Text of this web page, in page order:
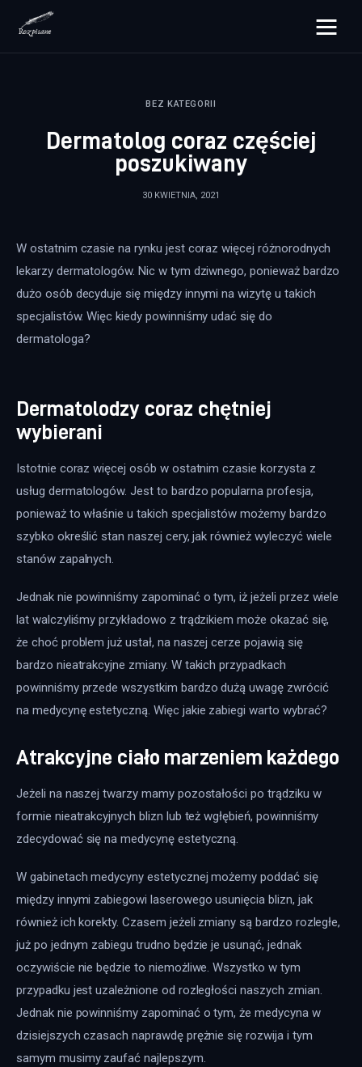
rozpisane.pl
Zdrowie
Więcej
BEZ KATEGORII
Dermatolog coraz częściej
poszukiwany
30 KWIETNIA, 2021
W ostatnim czasie na rynku jest coraz więcej różnorodnych
lekarzy dermatologów. Nic w tym dziwnego, ponieważ bardzo
dużo osób decyduje się między innymi na wizytę u takich
specjalistów. Więc kiedy powinniśmy udać się do
dermatologa?
Dermatolodzy coraz chętniej
wybierani
Istotnie coraz więcej osób w ostatnim czasie korzysta z
usług dermatologów. Jest to bardzo popularna profesja,
ponieważ to właśnie u takich specjalistów możemy bardzo
szybko określić stan naszej cery, jak również wyleczyć wiele
stanów zapalnych.
Jednak nie powinniśmy zapominać o tym, iż jeżeli przez wiele
lat walczyliśmy przykładowo z trądzikiem może okazać się,
że choć problem już ustał, na naszej cerze pojawią się
bardzo nieatrakcyjne zmiany. W takich przypadkach
powinniśmy przede wszystkim bardzo dużą uwagę zwrócić
na medycynę estetyczną. Więc jakie zabiegi warto wybrać?
Atrakcyjne ciało marzeniem każdego
Jeżeli na naszej twarzy mamy pozostałości po trądziku w
formie nieatrakcyjnych blizn lub też wgłębień, powinniśmy
zdecydować się na medycynę estetyczną.
W gabinetach medycyny estetycznej możemy poddać się
między innymi zabiegowi laserowego usunięcia blizn, jak
również ich korekty. Czasem jeżeli zmiany są bardzo rozległe,
już po jednym zabiegu trudno będzie je usunąć, jednak
oczywiście nie będzie to niemożliwe. Wszystko w tym
przypadku jest uzależnione od rozległości naszych zmian.
Jednak nie powinniśmy zapominać o tym, że medycyna w
dzisiejszych czasach naprawdę prężnie się rozwija i tym
samym musimy zaufać najlepszym.